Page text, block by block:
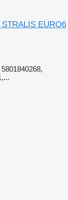
EURO6